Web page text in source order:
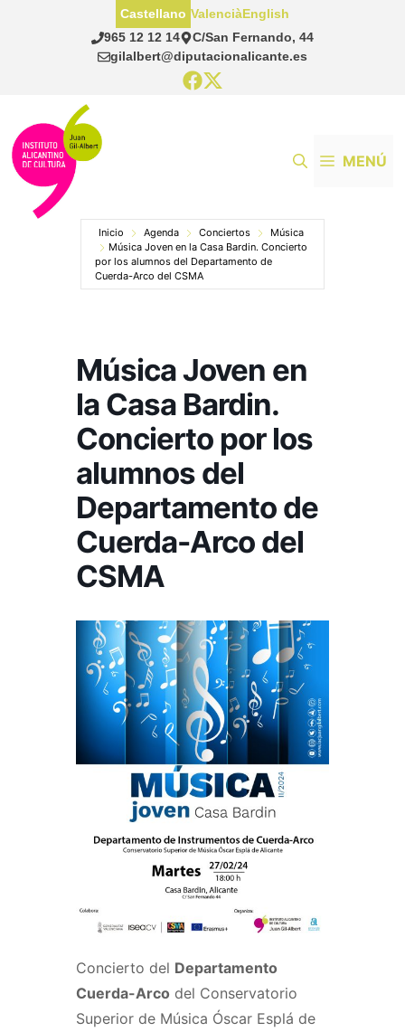
965 12 12 14
C/San Fernando, 44
gilalbert@diputacionalicante.es
Castellano ValenciàEnglish
MENÚ
Inicio Agenda Conciertos
Música
Música Joven en la Casa Bardin. Concierto
por los alumnos del Departamento de
Cuerda-Arco del CSMA
Música Joven en
la Casa Bardin.
Concierto por los
alumnos del
Departamento de
Cuerda-Arco del
CSMA
Concierto del Departamento
Cuerda-Arco del Conservatorio
Superior de Música Óscar Esplá de